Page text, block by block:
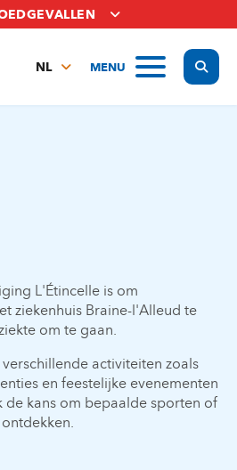
MENU
NL
L'Étincelle is om
ziekenhuis Braine-l'Alleud te
om te gaan.
activiteiten zoals
en feestelijke evenementen
kans om bepaalde sporten of